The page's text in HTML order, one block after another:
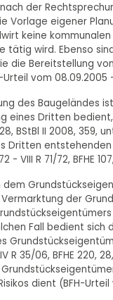
der
Vorlage eigener
keine
tätig wird. Ebenso
die Bereitstellung
vom 08.09.2005 -
des Baugeländes
eines Dritten
BStBl II 2008,
Dritten
- VIII R 71/72, BFHE
dem
Vermarktung der
Fall bedient
R 35/06, BFHE 220,
dient (BFH-Urteil